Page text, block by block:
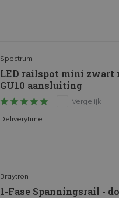
Spectrum
LED railspot mini zwart
GU10 aansluiting
Vergelijk
Deliverytime
Braytron
1-Fase Spanningsrail -